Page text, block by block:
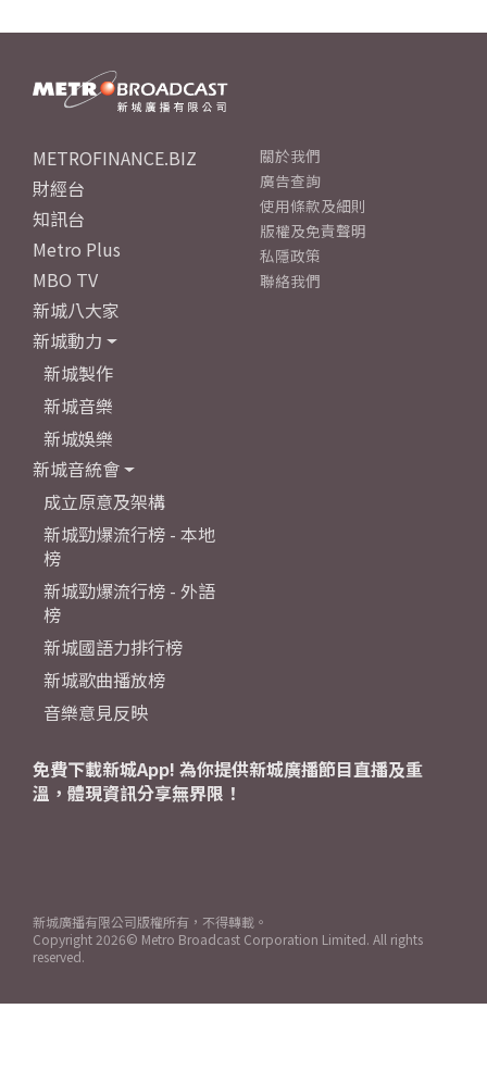
METROFINANCE.BIZ
財經台
知訊台
Metro Plus
MBO TV
新城八大家
新城動力
新城製作
新城音樂
新城娛樂
新城音統會
成立原意及架構
新城勁爆流行榜 - 本地
榜
新城勁爆流行榜 - 外語
榜
新城國語力排行榜
新城歌曲播放榜
音樂意見反映
關於我們
廣告查詢
使用條款及細則
版權及免責聲明
私隱政策
聯絡我們
免費下載新城App! 為你提供新城廣播節目直播及重
溫，體現資訊分享無界限！
新城廣播有限公司版權所有，不得轉載。
Copyright 2026© Metro Broadcast Corporation Limited. All rights
reserved.